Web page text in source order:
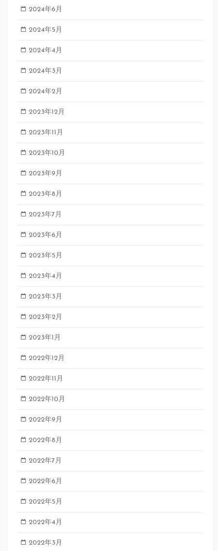
2024年6月
2024年5月
2024年4月
2024年3月
2024年2月
2023年12月
2023年11月
2023年10月
2023年9月
2023年8月
2023年7月
2023年6月
2023年5月
2023年4月
2023年3月
2023年2月
2023年1月
2022年12月
2022年11月
2022年10月
2022年9月
2022年8月
2022年7月
2022年6月
2022年5月
2022年4月
2022年3月